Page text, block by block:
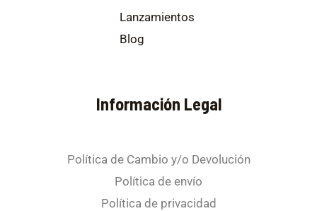
Lanzamientos
Blog
Información Legal
Política de Cambio y/o Devolución
Política de envío
Política de privacidad